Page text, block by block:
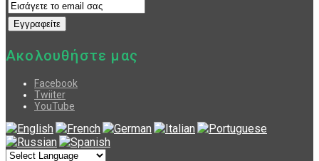
Ακολουθήστε μας
Facebook
Twiiter
YouTube